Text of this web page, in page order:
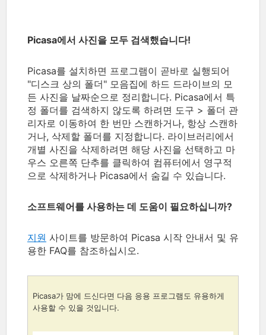
Picasa에서 사진을 모두 검색했습니다!
Picasa를 설치하면 프로그램이 곧바로 실행되어
"디스크 상의 폴더" 모음집에 하드 드라이브의 모
든 사진을 날짜순으로 정리합니다. Picasa에서 특
정 폴더를 검색하지 않도록 하려면 도구 > 폴더 관
리자로 이동하여 한 번만 스캔하거나, 항상 스캔하
거나, 삭제할 폴더를 지정합니다. 라이브러리에서
개별 사진을 삭제하려면 해당 사진을 선택하고 마
우스 오른쪽 단추를 클릭하여 컴퓨터에서 영구적
으로 삭제하거나 Picasa에서 숨길 수 있습니다.
소프트웨어를 사용하는 데 도움이 필요하십니까?
지원 사이트를 방문하여 Picasa 시작 안내서 및 유
용한 FAQ를 참조하십시오.
Picasa가 맘에 드신다면 다음 응용 프로그램도 유용하게
사용할 수 있을 것입니다.